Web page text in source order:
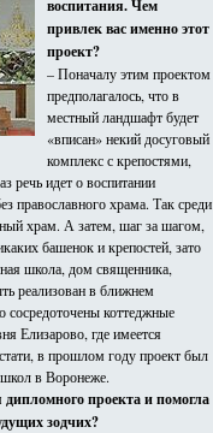
воспитания. Чем
привлек вас именно этот
проект?
– Поначалу этим проектом
предполагалось, что в
местный ландшафт будет
«вписан» некий досуговый
комплекс с крепостями,
речь идет о воспитании
православного храма. Так среди
храм. А затем, шаг за шагом,
башенок и крепостей, зато
школа, дом священника,
реализован в ближнем
сосредоточены коттеджные
Елизарово, где имеется
в прошлом году проект был
школ в Воронеже.
проекта и помогла
зодчих?